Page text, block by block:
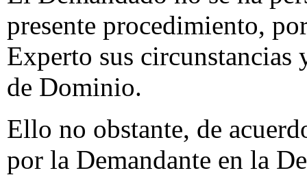
presente procedimiento,
Experto sus
de Dominio.
Ello no obstante, de
por la Demandante en la